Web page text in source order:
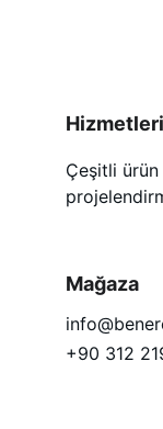
Çeşitli
Mağaza
+90 312